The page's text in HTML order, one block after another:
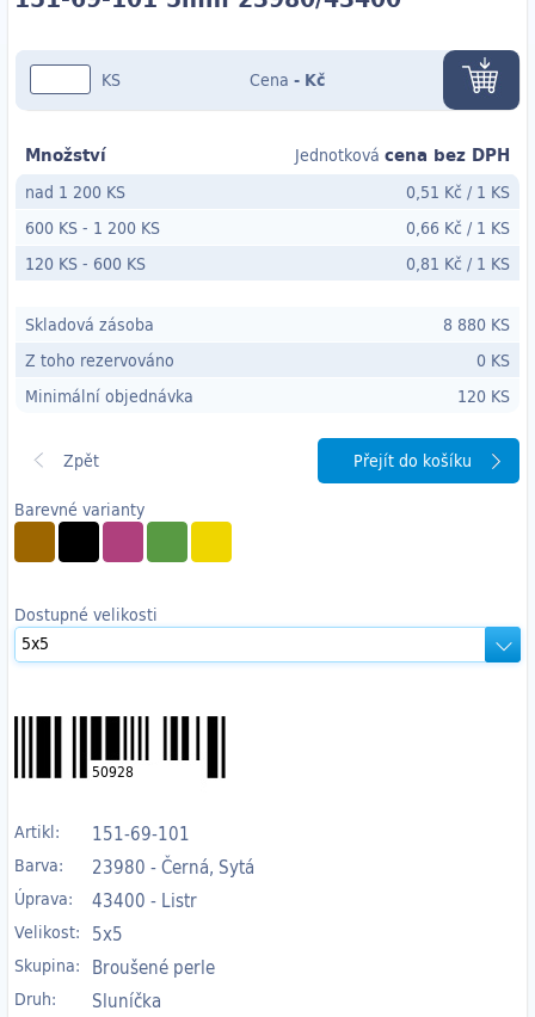
Barevné varianty
Dostupné velikosti
50928
Artikl: 151-69-101
Barva: 23980 - Černá, Sytá
Úprava: 43400 - Listr
Velikost: 5x5
Skupina: Broušené perle
Druh: Sluníčka
KS Cena - Kč
Množství Jednotková cena bez DPH
nad 1 200 KS 0,51 Kč / 1 KS
600 KS- 1 200 KS 0,66 Kč / 1 KS
120 KS- 600 KS 0,81 Kč / 1 KS
Skladová zásoba
8 880 KS
Z toho rezervováno
0 KS
Minimální objednávka
120 KS
Přejít do košíku